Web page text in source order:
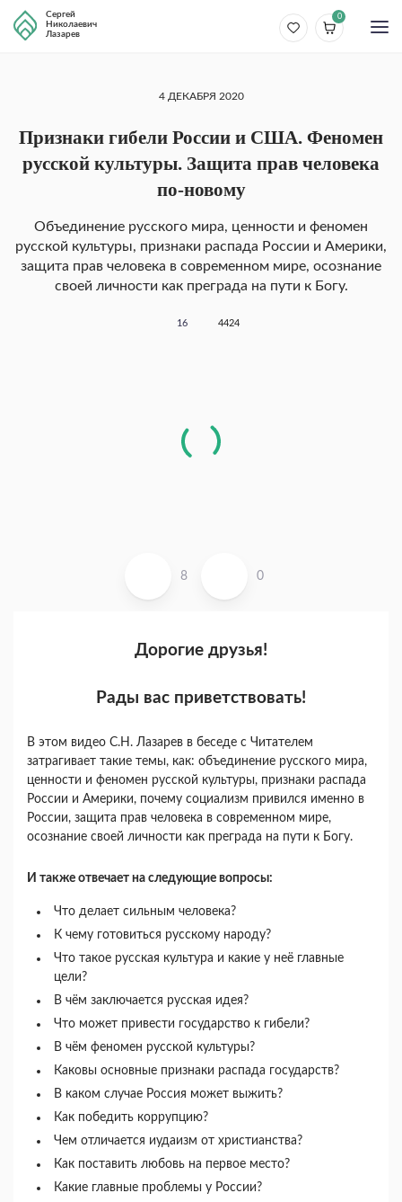
Сергей
Николаевич
Лазарев
0
4 ДЕКАБРЯ 2020
Признаки гибели России и США. Феномен
русской культуры. Защита прав человека
по-новому
Объединение русского мира, ценности и феномен
русской культуры, признаки распада России и Америки,
защита прав человека в современном мире, осознание
своей личности как преграда на пути к Богу.
16 4424
8 0
Дорогие друзья!
Рады вас приветствовать!
В этом видео С.Н. Лазарев в беседе с Читателем
затрагивает такие темы, как: объединение русского мира,
ценности и феномен русской культуры, признаки распада
России и Америки, почему социализм привился именно в
России, защита прав человека в современном мире,
осознание своей личности как преграда на пути к Богу.
И также отвечает на следующие вопросы:
Что делает сильным человека?
К чему готовиться русскому народу?
Что такое русская культура и какие у неё главные
цели?
В чём заключается русская идея?
Что может привести государство к гибели?
В чём феномен русской культуры?
Каковы основные признаки распада государств?
В каком случае Россия может выжить?
Как победить коррупцию?
Чем отличается иудаизм от христианства?
Как поставить любовь на первое место?
Какие главные проблемы у России?